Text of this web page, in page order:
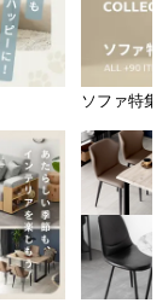
ソファ特集